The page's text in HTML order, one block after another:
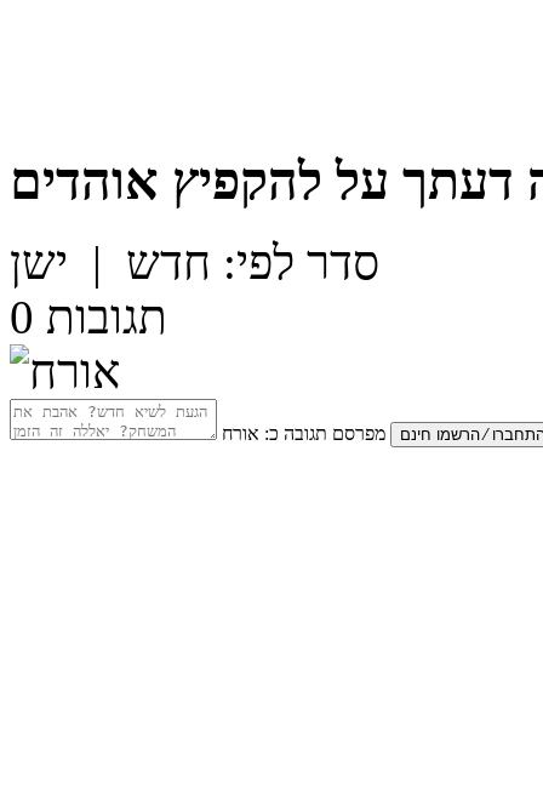
דעתך על להקפיץ אוהדים
סדר לפי: חדש | ישן
0 תגובות
מפרסם תגובה כ: אורח